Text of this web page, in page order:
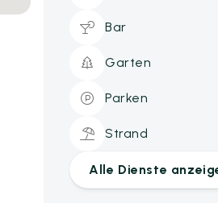
Bar
Garten
Parken
Strand
Alle Dienste